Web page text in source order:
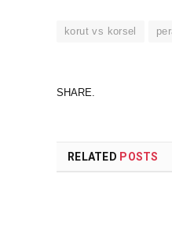
korut vs korsel
SHARE.
RELATED POSTS